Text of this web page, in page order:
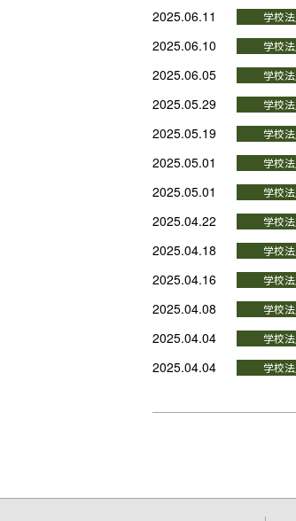
2025.06.11
2025.06.10
2025.06.05
2025.05.29
2025.05.19
2025.05.01
2025.05.01
2025.04.22
2025.04.18
2025.04.16
2025.04.08
2025.04.04
2025.04.04